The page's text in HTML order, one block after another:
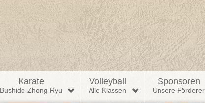
Karate
Bushido-Zhong-Ryu
Volleyball
Alle Klassen
Sponsoren
Unsere Förderer